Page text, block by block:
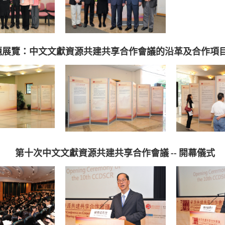
展覽：中文文獻資源共建共享合作會議的沿革及合作項
第十次中文文獻資源共建共享合作會議 -- 開幕儀式